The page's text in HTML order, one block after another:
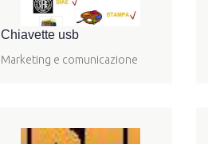
Chiavette usb
Marketing e comunicazione